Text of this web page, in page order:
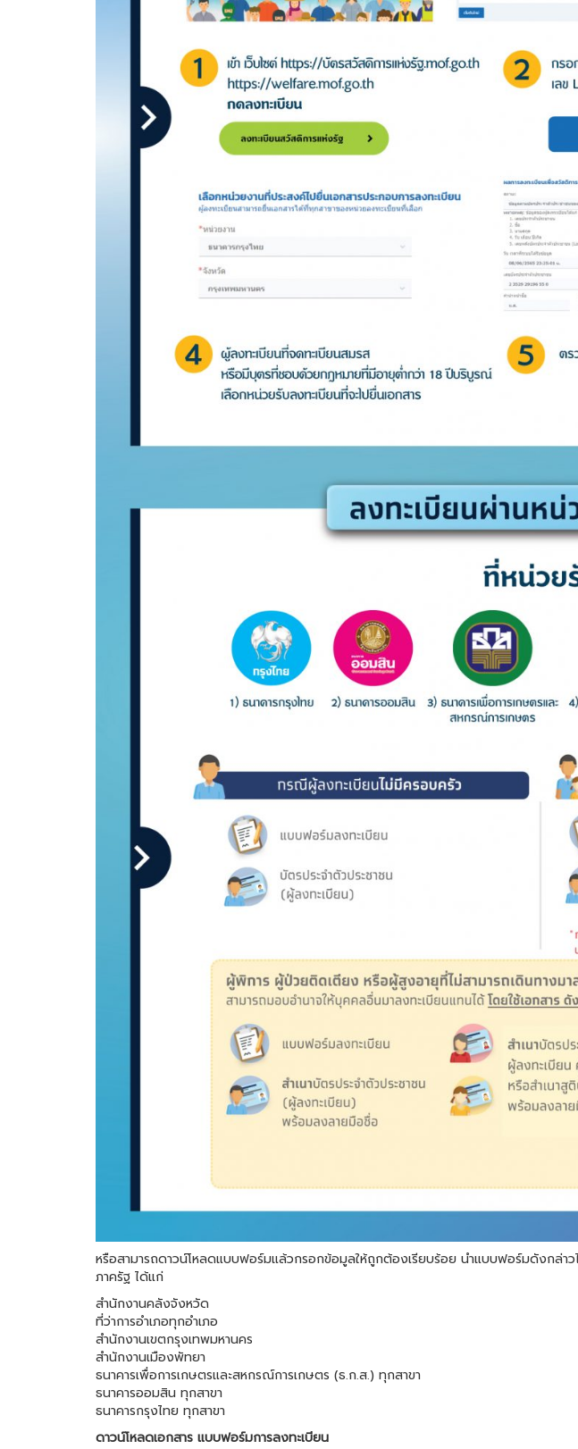
หรือสามารถดาวน์โหลดแบบฟอร์มแล้วกรอกข้อมูลให้ถูกต้องเรียบร้อย นำแบบฟอร์มดังกล่า
ภาครัฐ ได้แก่
สำนักงานคลังจังหวัด
ที่ว่าการอำเภอทุกอำเภอ
สำนักงานเขตกรุงเทพมหานคร
สำนักงานเมืองพัทยา
ธนาคารเพื่อการเกษตรและสหกรณ์การเกษตร (ธ.ก.ส.) ทุกสาขา
ธนาคารออมสิน ทุกสาขา
ธนาคารกรุงไทย ทุกสาขา
ดาวน์โหลดเอกสาร แบบฟอร์มการลงทะเบียน